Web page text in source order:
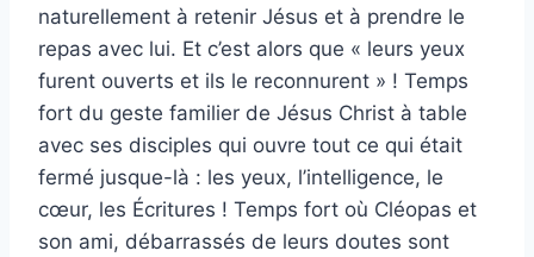
naturellement à retenir Jésus et à prendre le
repas avec lui. Et c’est alors que « leurs yeux
furent ouverts et ils le reconnurent » ! Temps
fort du geste familier de Jésus Christ à table
avec ses disciples qui ouvre tout ce qui était
fermé jusque-là : les yeux, l’intelligence, le
cœur, les Écritures ! Temps fort où Cléopas et
son ami, débarrassés de leurs doutes sont